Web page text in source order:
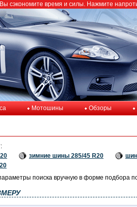
Мотошины Обзоры
зимние шины 285/45 R20
поиска вручную в форме подбора
сэкономите время и силы. Нажмите